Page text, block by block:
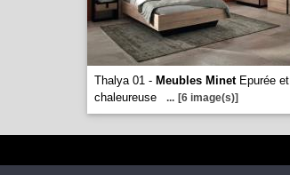
Thalya 01 - Meubles MinetEpurée et
chaleureuse
... [6 image(s)]